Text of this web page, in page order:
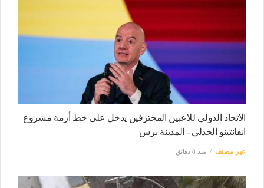
الاتحاد الدولي للاعبين المحترفين يدخل على خط أزمة مشروع
انفانتينو الجدلي - المدينة برس
غير مصنف منذ 8 دقائق